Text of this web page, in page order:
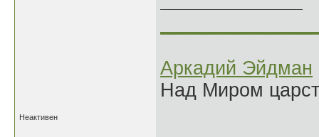
Аркадий Эйдман
Над Миром
Неактивен